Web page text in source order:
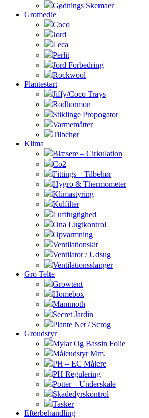
Gødnings Skemaer
Gromedie
Coco
Jord
Leca
Perlit
Jord Forbedring
Rockwool
Plantestart
Jiffy/Coco Trays
Rodhormon
Stiklinge Propogator
Varmemåtter
Tilbehør
Klima
Blæsere – Cirkulation
Co2
Fittings – Tilbehør
Hygro & Thermometer
Klimastyring
Kulfilter
Luftfugtighed
Ona Lugtkontrol
Opvarmning
Ventilationskit
Ventilator / Udsug
Ventilationsslanger
Gro Telte
Growtent
Homebox
Mammoth
Secret Jardin
Plante Net / Scrog
Groudstyr
Mylar Og Bassin Folie
Måleudstyr Mm.
PH – EC Målere
PH Regulering
Potter – Underskåle
Skadedyrskontrol
Tasker
Efterbehandling